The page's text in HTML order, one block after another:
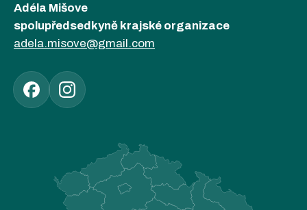
Adéla Mišove
spolupředsedkyně krajské organizace
adela.misove@gmail.com